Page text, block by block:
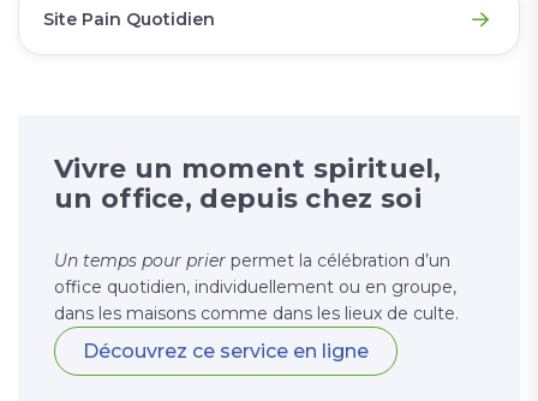
Site Pain Quotidien
Vivre un moment spirituel,
un office, depuis chez soi
Un temps pour prier permet la célébration d’un
office quotidien, individuellement ou en groupe,
dans les maisons comme dans les lieux de culte.
Découvrez ce service en ligne